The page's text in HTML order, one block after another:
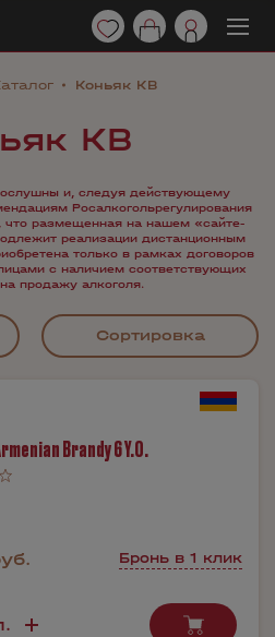
Коньяк КВ
КВ
и, следуя действующему
Росалкогольрегулирования
что размещенная на нашем «сайте-
реализации дистанционным
только в рамках договоров
с наличием соответствующих
продажу алкоголя.
Сортировка
Brandy 6 Y.O.
Бронь в 1 клик